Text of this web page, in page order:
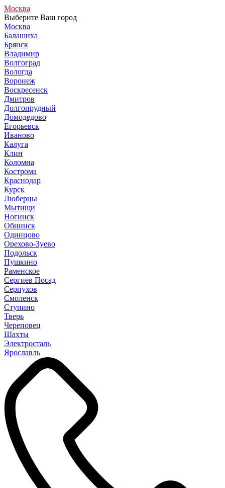
Москва
Выберите Ваш город
Москва
Балашиха
Брянск
Владимир
Волгоград
Вологда
Воронеж
Воскресенск
Дмитров
Долгопрудный
Домодедово
Егорьевск
Иваново
Калуга
Клин
Коломна
Кострома
Краснодар
Курск
Люберцы
Мытищи
Ногинск
Обнинск
Одинцово
Орехово-Зуево
Подольск
Пушкино
Раменское
Сергиев Посад
Серпухов
Смоленск
Ступино
Тверь
Череповец
Шахты
Электросталь
Ярославль